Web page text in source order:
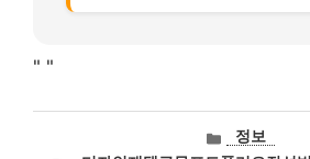
" "
카
테
정보